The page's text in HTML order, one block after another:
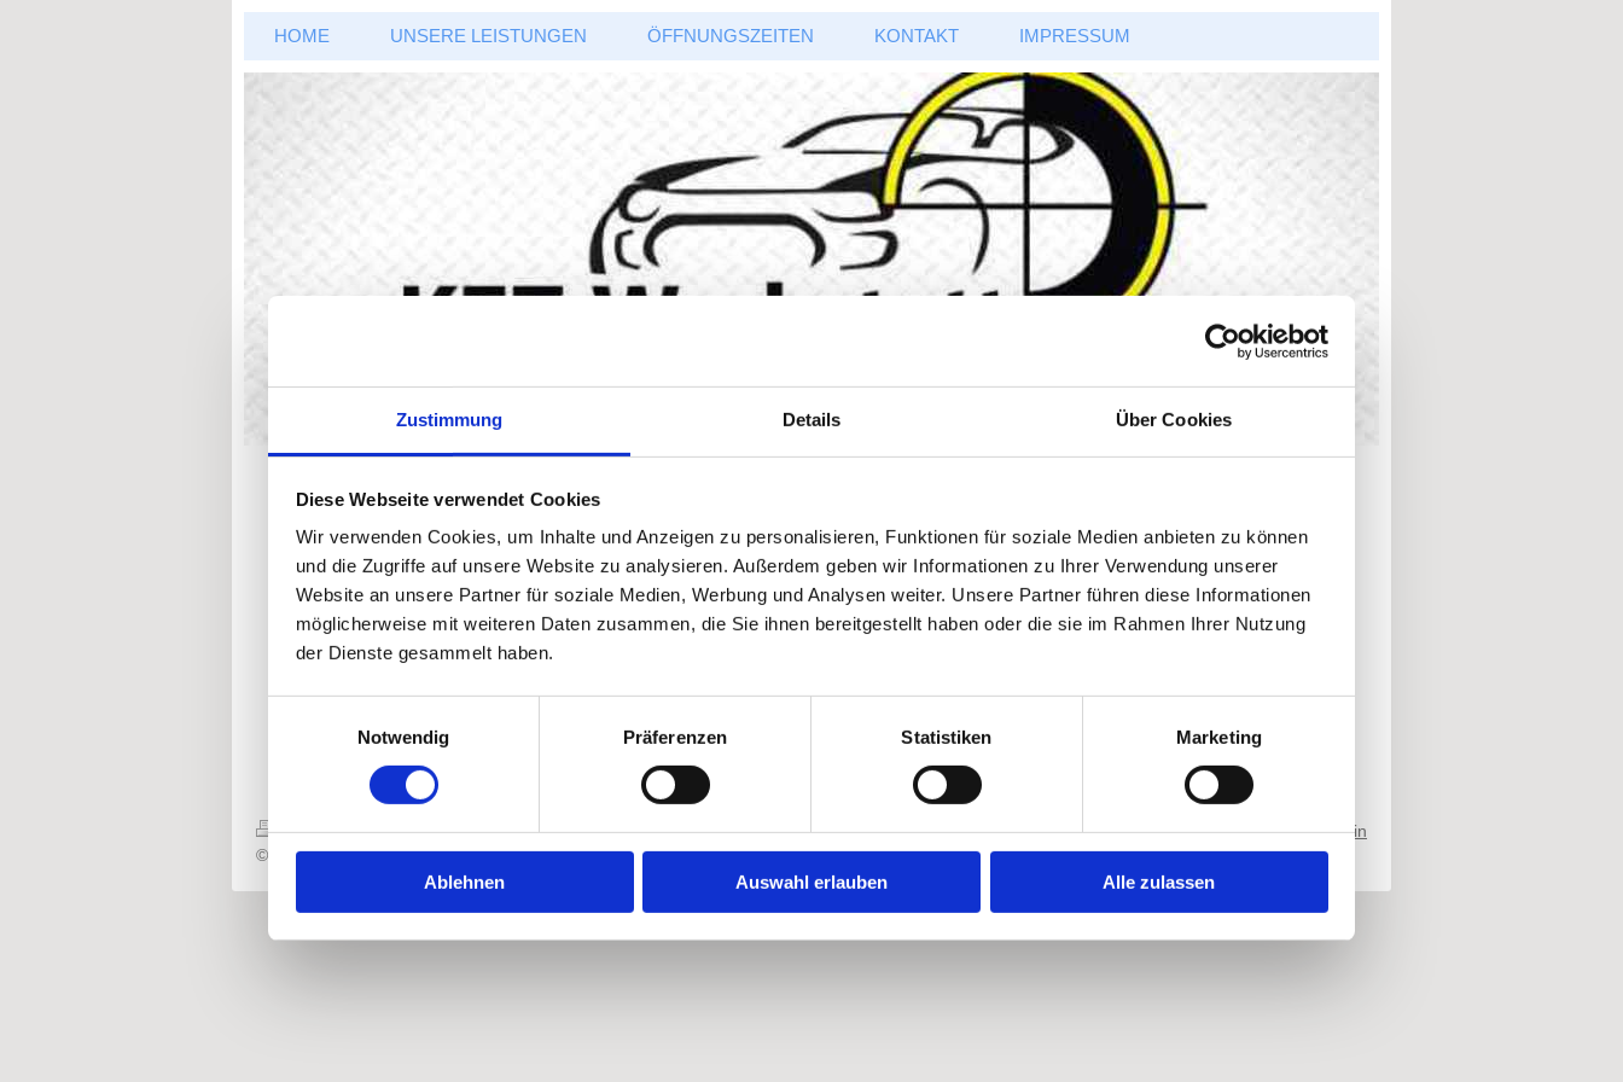
Zustimmung Details Über Cookies
Diese Webseite verwendet Cookies
Wir verwenden Cookies, um Inhalte und Anzeigen zu personalisieren, Funktionen für soziale Medien anbieten zu können
und die Zugriffe auf unsere Website zu analysieren. Außerdem geben wir Informationen zu Ihrer Verwendung unserer
Website an unsere Partner für soziale Medien, Werbung und Analysen weiter. Unsere Partner führen diese Informationen
möglicherweise mit weiteren Daten zusammen, die Sie ihnen bereitgestellt haben oder die sie im Rahmen Ihrer Nutzung
der Dienste gesammelt haben.
Notwendig
Präferenzen Statistiken Marketing
Ablehnen Auswahl erlauben Alle zulassen
HOME UNSERE LEISTUNGEN ÖFFNUNGSZEITEN KONTAKT IMPRESSUM
Home
Unsere Leistungen
Öffnungszeiten
Teilen
Druckversion| Sitemap
© Kfz-Werkstatt Buss - BUSS GmbH
Login